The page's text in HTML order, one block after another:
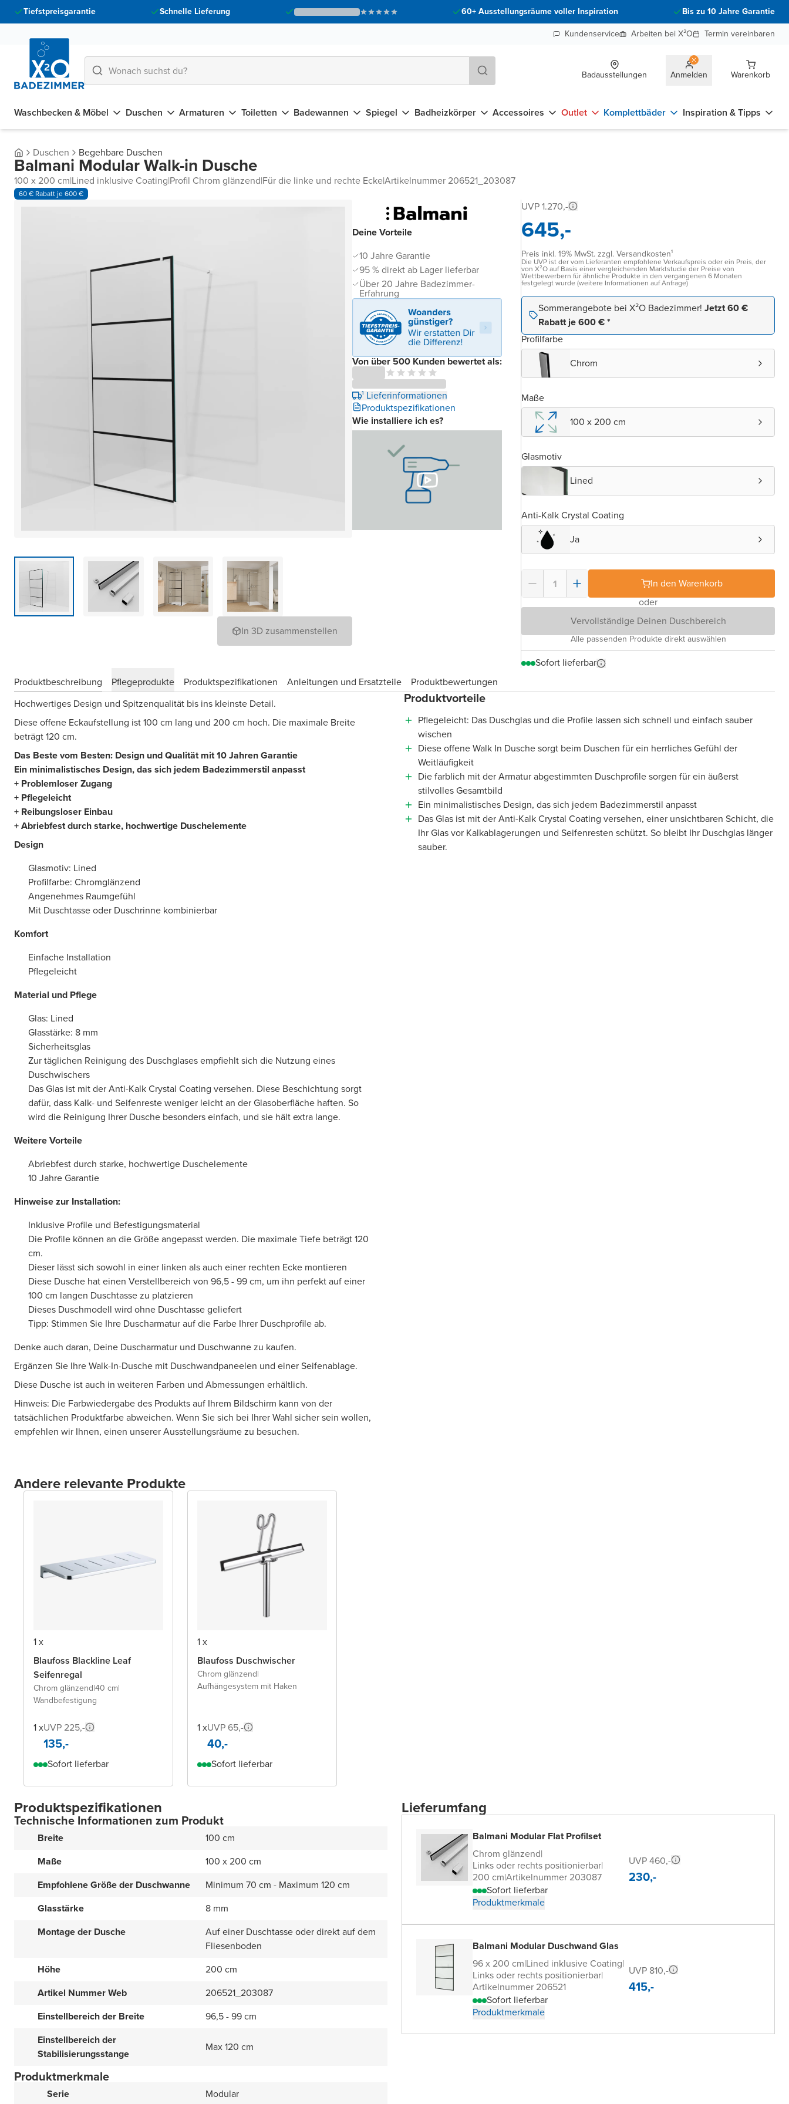
Tiefstpreisgarantie Schnelle Lieferung 60+ Ausstellungsräume voller Inspiration
Bis zu 10 Jahre Garantie
Kundenservice
Arbeiten bei X²O Termin vereinbaren
Badausstellungen Anmelden Warenkorb
Waschbecken & Möbel Duschen Armaturen Toiletten Badewannen Spiegel Badheizkörper Accessoires Outlet Komplettbäder Inspiration & Tipps
Duschen Begehbare Duschen
Balmani Modular Walk-in Dusche
100 x 200 cm|Lined inklusive Coating|Profil Chrom glänzend|Für die linke und rechte Ecke|Artikelnummer 206521_203087
60 € Rabatt je 600 €
In 3D zusammenstellen
Deine Vorteile
10 Jahre Garantie
95 % direkt ab Lager lieferbar
Über 20 Jahre Badezimmer-
Erfahrung
Von über 500 Kunden bewertet als:
¹ Lieferinformationen
Produktspezifikationen
Wie installiere ich es?
UVP 1.270,-
645,-
Preis inkl. 19% MwSt. zzgl. Versandkosten¹
Die UVP ist der vom Lieferanten empfohlene Verkaufspreis oder ein Preis, der
von X²O auf Basis einer vergleichenden Marktstudie der Preise von
Wettbewerbern für ähnliche Produkte in den vergangenen 6 Monaten
festgelegt wurde (weitere Informationen auf Anfrage)
Sommerangebote bei X²O Badezimmer! Jetzt 60 €
Rabatt je 600 € *
Profilfarbe
Chrom
Maße
100 x 200 cm
Glasmotiv
Lined
Anti-Kalk Crystal Coating
Ja
In den Warenkorb
oder
Vervollständige Deinen Duschbereich
Alle passenden Produkte direkt auswählen
Sofort lieferbar
Produktbeschreibung
Pflegeprodukte Produktspezifikationen Anleitungen und Ersatzteile
Produktbewertungen
Hochwertiges Design und Spitzenqualität bis ins kleinste Detail.
Diese offene Eckaufstellung ist 100 cm lang und 200 cm hoch. Die maximale Breite
beträgt 120 cm.
Das Beste vom Besten: Design und Qualität mit 10 Jahren Garantie
Ein minimalistisches Design, das sich jedem Badezimmerstil anpasst
+ Problemloser Zugang
+ Pflegeleicht
+ Reibungsloser Einbau
+ Abriebfest durch starke, hochwertige Duschelemente
Design
Glasmotiv: Lined
Profilfarbe: Chromglänzend
Angenehmes Raumgefühl
Mit Duschtasse oder Duschrinne kombinierbar
Komfort
Einfache Installation
Pflegeleicht
Material und Pflege
Glas: Lined
Glasstärke: 8 mm
Sicherheitsglas
Zur täglichen Reinigung des Duschglases empfiehlt sich die Nutzung eines
Duschwischers
Das Glas ist mit der Anti-Kalk Crystal Coating versehen. Diese Beschichtung sorgt
dafür, dass Kalk- und Seifenreste weniger leicht an der Glasoberfläche haften. So
wird die Reinigung Ihrer Dusche besonders einfach, und sie hält extra lange.
Weitere Vorteile
Abriebfest durch starke, hochwertige Duschelemente
10 Jahre Garantie
Hinweise zur Installation:
Inklusive Profile und Befestigungsmaterial
Die Profile können an die Größe angepasst werden. Die maximale Tiefe beträgt 120
cm.
Dieser lässt sich sowohl in einer linken als auch einer rechten Ecke montieren
Diese Dusche hat einen Verstellbereich von 96,5 - 99 cm, um ihn perfekt auf einer
100 cm langen Duschtasse zu platzieren
Dieses Duschmodell wird ohne Duschtasse geliefert
Tipp: Stimmen Sie Ihre Duscharmatur auf die Farbe Ihrer Duschprofile ab.
Denke auch daran, Deine Duscharmatur und Duschwanne zu kaufen.
Ergänzen Sie Ihre Walk-In-Dusche mit Duschwandpaneelen und einer Seifenablage.
Diese Dusche ist auch in weiteren Farben und Abmessungen erhältlich.
Hinweis: Die Farbwiedergabe des Produkts auf Ihrem Bildschirm kann von der
tatsächlichen Produktfarbe abweichen. Wenn Sie sich bei Ihrer Wahl sicher sein wollen,
empfehlen wir Ihnen, einen unserer Ausstellungsräume zu besuchen.
Produktvorteile
Pflegeleicht: Das Duschglas und die Profile lassen sich schnell und einfach sauber
wischen
Diese offene Walk In Dusche sorgt beim Duschen für ein herrliches Gefühl der
Weitläufigkeit
Die farblich mit der Armatur abgestimmten Duschprofile sorgen für ein äußerst
stilvolles Gesamtbild
Ein minimalistisches Design, das sich jedem Badezimmerstil anpasst
Das Glas ist mit der Anti-Kalk Crystal Coating versehen, einer unsichtbaren Schicht, die
Ihr Glas vor Kalkablagerungen und Seifenresten schützt. So bleibt Ihr Duschglas länger
sauber.
Andere relevante Produkte
1 x
Blaufoss Blackline Leaf
Seifenregal
Chrom glänzend|40 cm|
Wandbefestigung
1 xUVP 225,-
135,-
Sofort lieferbar
1 x
Blaufoss Duschwischer
Chrom glänzend|
Aufhängesystem mit Haken
1 xUVP 65,-
40,-
Sofort lieferbar
Produktspezifikationen
Technische Informationen zum Produkt
Breite
100 cm
Maße
100 x 200 cm
Empfohlene Größe der Duschwanne
Minimum 70 cm - Maximum 120 cm
Glasstärke
8 mm
Montage der Dusche
Auf einer Duschtasse oder direkt auf dem
Fliesenboden
Höhe
200 cm
Artikel Nummer Web
206521_203087
Einstellbereich der Breite
96,5 - 99 cm
Einstellbereich der
Stabilisierungsstange
Max 120 cm
Produktmerkmale
Serie Modular
Lieferumfang
Balmani Modular Flat Profilset
Chrom glänzend|
Links oder rechts positionierbar|
200 cm|Artikelnummer 203087
Sofort lieferbar
Produktmerkmale
UVP 460,-
230,-
Balmani Modular Duschwand Glas
96 x 200 cm|Lined inklusive Coating|
Links oder rechts positionierbar|
Artikelnummer 206521
Sofort lieferbar
Produktmerkmale
UVP 810,-
415,-